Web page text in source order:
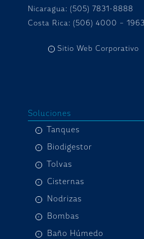
Nicaragua: (505) 7831-8888
Costa Rica: (506) 4000 – 1963
Sitio Web Corporativo
Soluciones
Tanques
Biodigestor
Tolvas
Cisternas
Nodrizas
Bombas
Baño Húmedo